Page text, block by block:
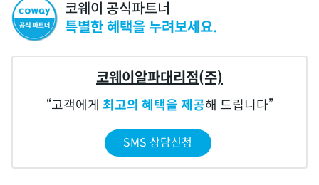
코웨이 공식파트너
특별한 혜택을 누려보세요.
코웨이알파대리점(주)
고객에게 최고의 혜택을 제공해 드립니다
SMS 상담신청